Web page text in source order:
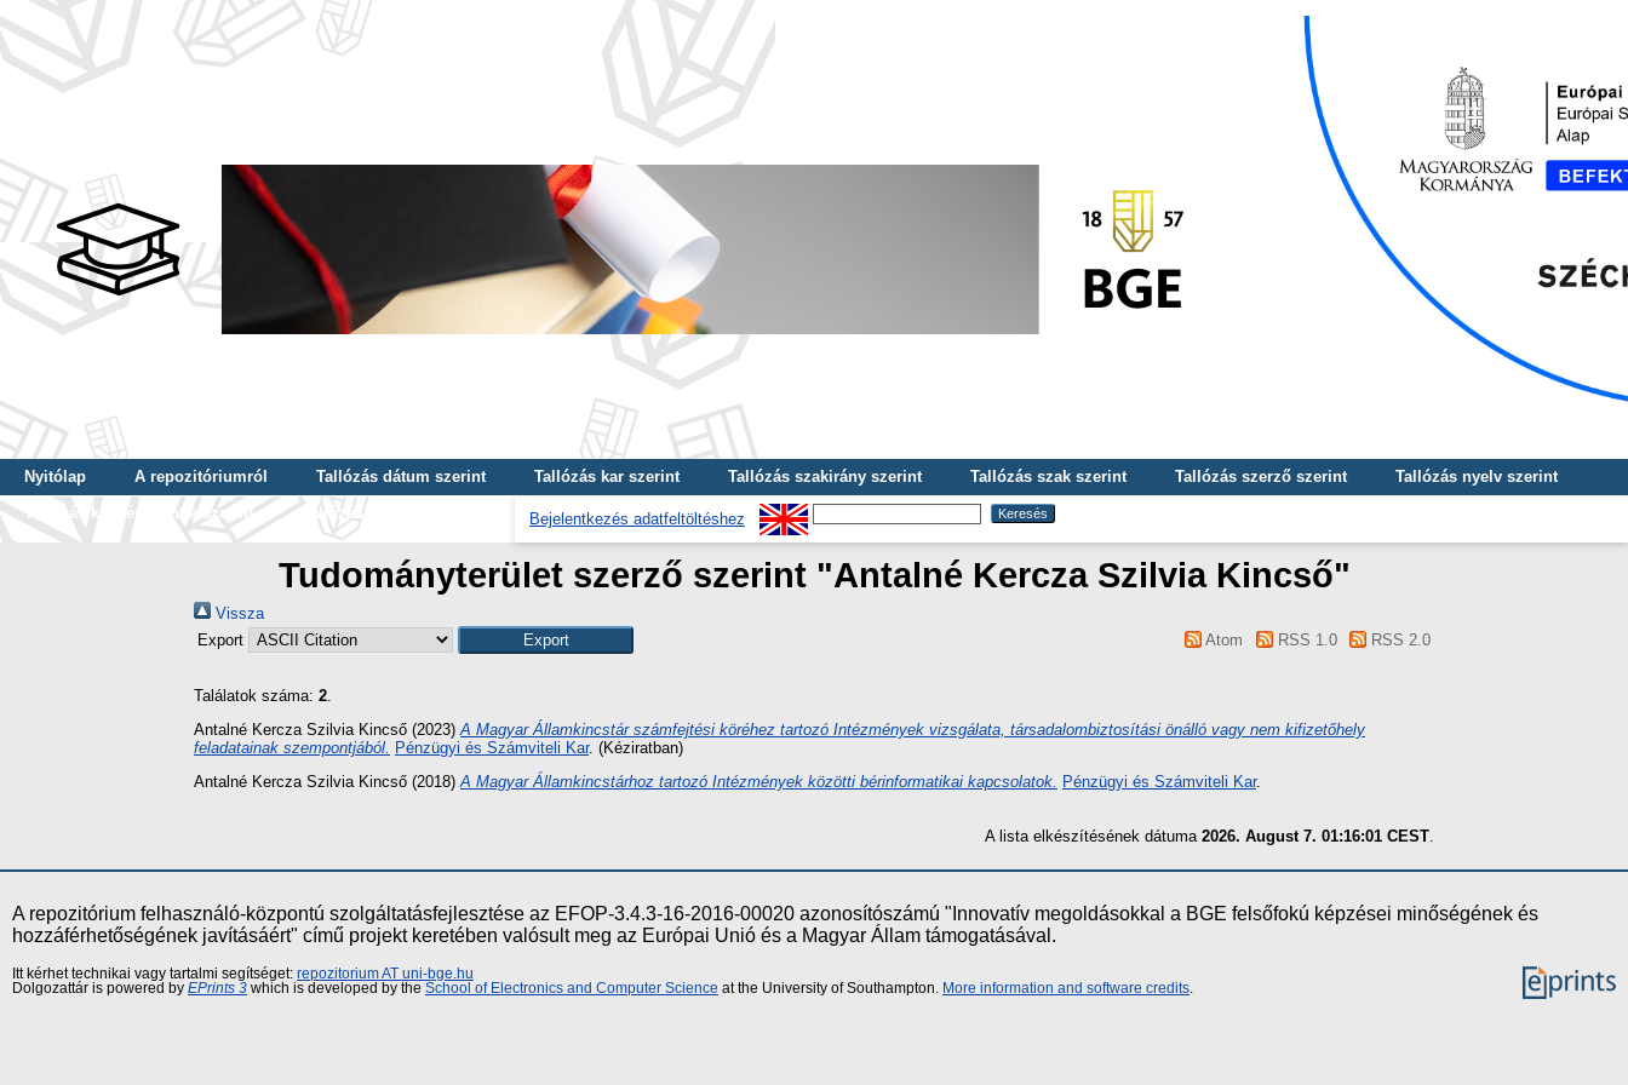
Nyitólap A repozitóriumról Tallózás dátum szerint Tallózás kar szerint Tallózás szakirány szerint Tallózás szak szerint Tallózás szerző szerint
Tallózás nyelv szerint
Tallózás képzés szintje szerint
Tallózás kulcsszó szerint Bejelentkezés adatfeltöltéshez
Tudományterület szerző szerint "Antalné Kercza Szilvia Kincső"
Vissza
Export
Atom RSS 1.0 RSS 2.0
Találatok száma: 2.
Antalné Kercza Szilvia Kincső (2023) A Magyar Államkincstár számfejtési köréhez tartozó Intézmények vizsgálata, társadalombiztosítási önálló vagy nem kifizetőhely
feladatainak szempontjából.
Pénzügyi és Számviteli Kar. (Kéziratban)
Antalné Kercza Szilvia Kincső (2018) A Magyar Államkincstárhoz tartozó Intézmények közötti bérinformatikai kapcsolatok. Pénzügyi és Számviteli Kar.
A lista elkészítésének dátuma 2026. August 7. 01:16:01 CEST
A repozitórium felhasználó-központú szolgáltatásfejlesztése az EFOP-3.4.3-16-2016-00020 azonosítószámú "Innovatív megoldásokkal a BGE felsőfokú képzései minőségének és
hozzáférhetőségének javításáért" című projekt keretében valósult meg az Európai Unió és a Magyar Állam támogatásával.
Itt kérhet technikai vagy tartalmi segítséget: repozitorium AT uni-bge.hu
Dolgozattár is powered by EPrints 3 which is developed by the School of Electronics and Computer Science at the University of Southampton. More information and software credits